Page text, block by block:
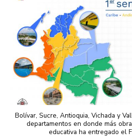
Bolívar, Sucre, Antioquia, Vichada y
departamentos en donde más
educativa ha entregado el